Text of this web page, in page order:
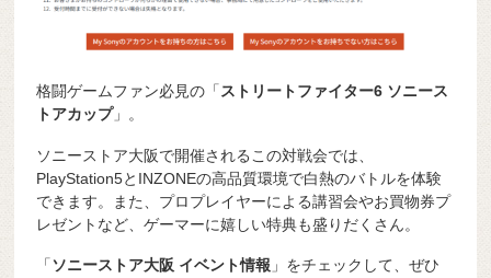
格闘ゲームファン必見の「 ストリートファイター6 ソニース
トアカップ」。
ソニーストア大阪で開催されるこの対戦会では、
PlayStation5とINZONEの高品質環境で白熱のバトルを体験
できます。また、プロプレイヤーによる講習会やお買物券プ
レゼントなど、ゲーマーに嬉しい特典も盛りだくさん。
「 ソニーストア大阪 イベント情報 」をチェックして、ぜひ